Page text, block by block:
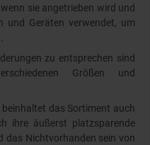
sie angetrieben wird und
und Geräten verwendet, um
zu entsprechen sind
Größen und
das Sortiment auch
ihre äußerst platzsparende
das Nichtvorhanden sein von